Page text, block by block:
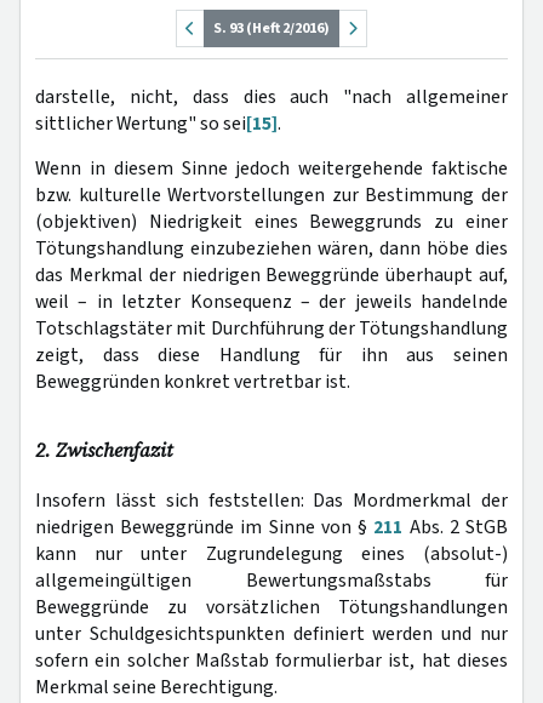
S. 93 (Heft 2/2016)
darstelle, nicht, dass dies auch "nach allgemeiner
sittlicher Wertung" so sei[15].
Wenn in diesem Sinne jedoch weitergehende faktische
bzw. kulturelle Wertvorstellungen zur Bestimmung der
(objektiven) Niedrigkeit eines Beweggrunds zu einer
Tötungshandlung einzubeziehen wären, dann höbe dies
das Merkmal der niedrigen Beweggründe überhaupt auf,
weil – in letzter Konsequenz – der jeweils handelnde
Totschlagstäter mit Durchführung der Tötungshandlung
zeigt, dass diese Handlung für ihn aus seinen
Beweggründen konkret vertretbar ist.
2. Zwischenfazit
Insofern lässt sich feststellen: Das Mordmerkmal der
niedrigen Beweggründe im Sinne von § 211 Abs. 2 StGB
kann nur unter Zugrundelegung eines (absolut-)
allgemeingültigen Bewertungsmaßstabs für
Beweggründe zu vorsätzlichen Tötungshandlungen
unter Schuldgesichtspunkten definiert werden und nur
sofern ein solcher Maßstab formulierbar ist, hat dieses
Merkmal seine Berechtigung.